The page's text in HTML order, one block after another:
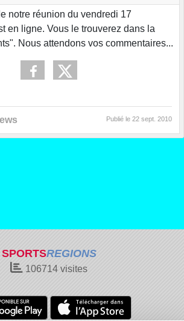
notre réunion du vendredi 17
en ligne. Vous le trouverez dans la
Nous attendons vos commentaires...
Publié le 22 sept. 2010
SPORTSREGIONS
106714 visites